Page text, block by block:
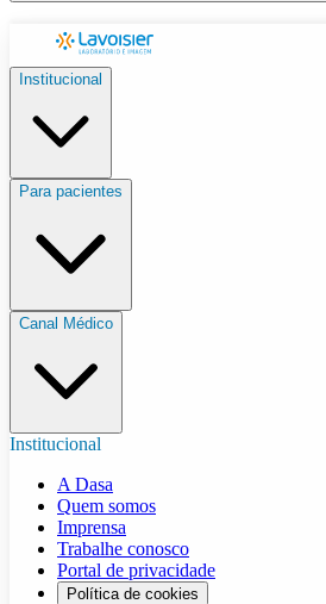
Institucional
Para pacientes
Canal Médico
Institucional
A Dasa
Quem somos
Imprensa
Trabalhe conosco
Portal de privacidade
Política de cookies